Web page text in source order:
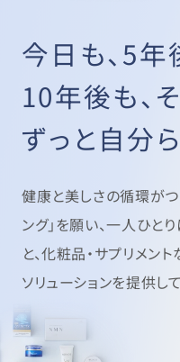
今日も、5年
10年後も、
ずっと自分
健康と美しさの循環がつ
ング」を願い、一人ひと
と、化粧品・サプリメン
ソリューションを提供し